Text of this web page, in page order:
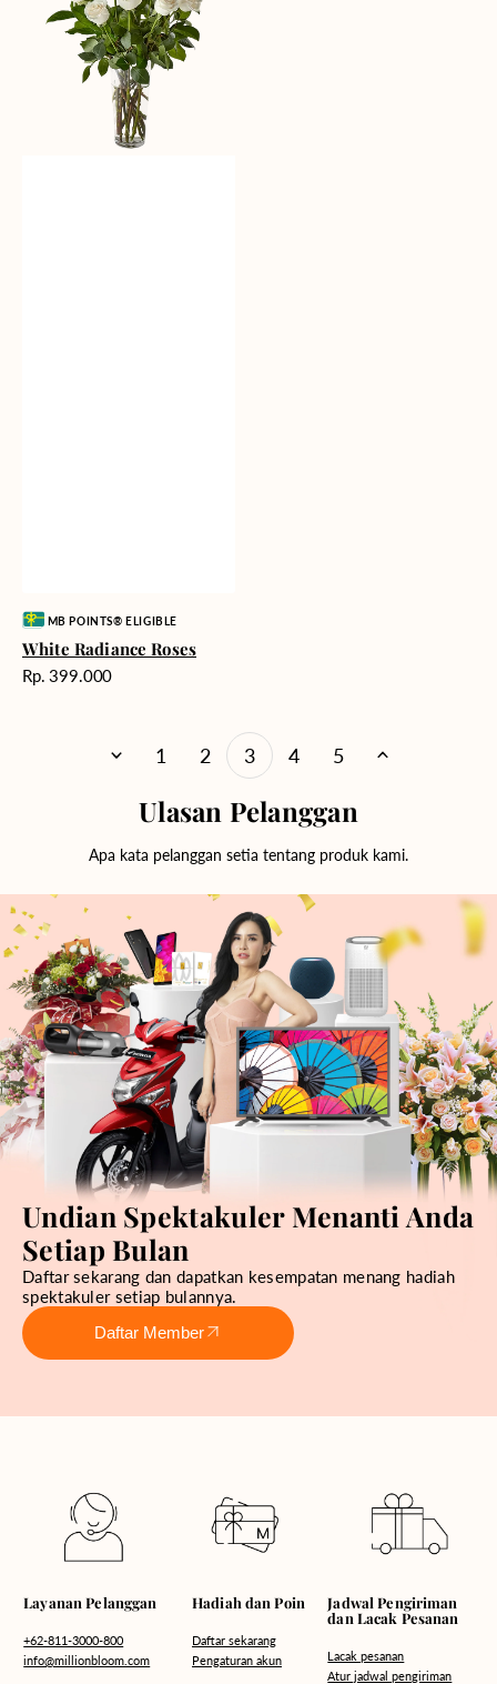
Vendor:MB POINTS® ELIGIBLE
White Radiance Roses
Harga
Rp. 399.000
1 2 3 4 5
Ulasan Pelanggan
Apa kata pelanggan setia tentang produk kami.
Undian Spektakuler Menanti Anda
Setiap Bulan
Daftar sekarang dan dapatkan kesempatan menang hadiah
spektakuler setiap bulannya.
Daftar Member
Layanan Pelanggan
+62-811-3000-800
info@millionbloom.com
Hadiah dan Poin
Daftar sekarang
Pengaturan akun
Jadwal Pengiriman
dan Lacak Pesanan
Lacak pesanan
Atur jadwal pengiriman